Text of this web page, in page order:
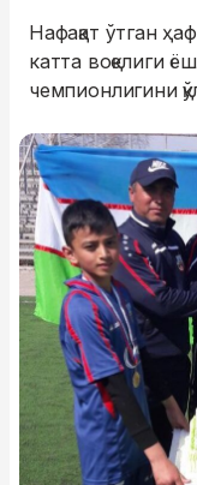
Нафақат ўтган
катта воқелиги
чемпионлигини